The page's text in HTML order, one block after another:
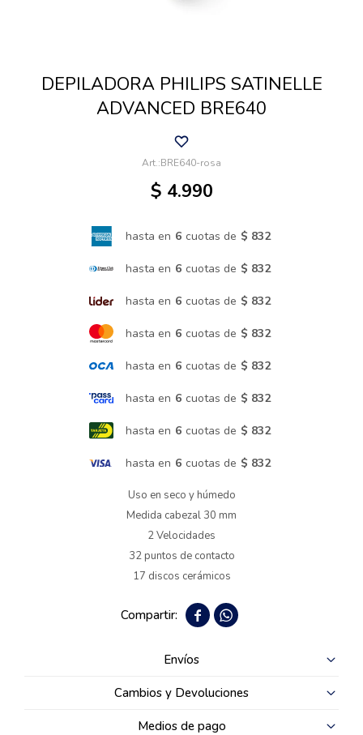
DEPILADORA PHILIPS SATINELLE
ADVANCED BRE640
BRE640-rosa
$ 4.990
hasta en 6 cuotas de $ 832
hasta en 6 cuotas de $ 832
hasta en 6 cuotas de $ 832
hasta en 6 cuotas de $ 832
hasta en 6 cuotas de $ 832
hasta en 6 cuotas de $ 832
hasta en 6 cuotas de $ 832
hasta en 6 cuotas de $ 832
Uso en seco y húmedo
Medida cabezal 30 mm
2 Velocidades
32 puntos de contacto
17 discos cerámicos
 
Envíos
Cambios y Devoluciones
Medios de pago
Aire libre y Jardín
Muebles de exterior
Lavado y secado
Bicicletas y más